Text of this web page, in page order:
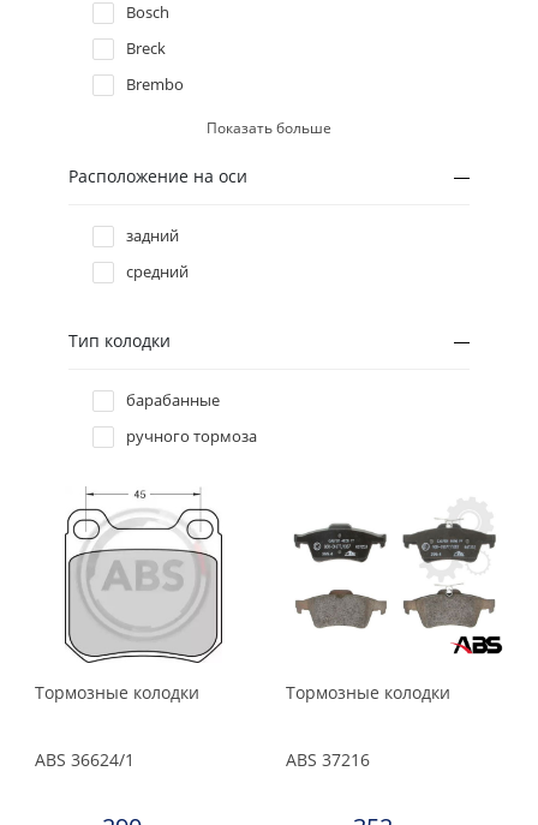
2000
1999
Bosch
Breck
Brembo
FTE
Icer
Kamoka
Metelli
Meyle
Profit
Protechnic
QH
Remsa
Textar
TRW
Показать больше
Расположение на оси
задний
средний
Тип колодки
барабанные
ручного тормоза
Тормозные колодки
ABS 36624/1
Тормозные колодки
ABS 37216